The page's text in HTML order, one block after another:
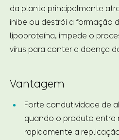
da planta principalmente
inibe ou destrói a formação
lipoproteína, impede o
vírus para conter a doença
Vantagem
Forte condutividade de
quando o produto entra
rapidamente a